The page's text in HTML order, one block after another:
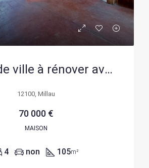
Maison de ville à rénover avec appartement indépendant à Millau
12100, Millau
70 000 €
MAISON
4 non 105m²